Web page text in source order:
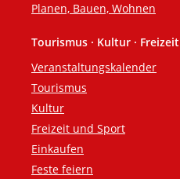
Planen, Bauen, Wohnen
Tourismus · Kultur · Freizeit
Veranstaltungskalender
Tourismus
Kultur
Freizeit und Sport
Einkaufen
Feste feiern